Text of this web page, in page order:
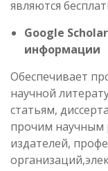
являются
Google Scholar
информации
Обеспечивает
научной
статьям,
прочим научным
издателей,